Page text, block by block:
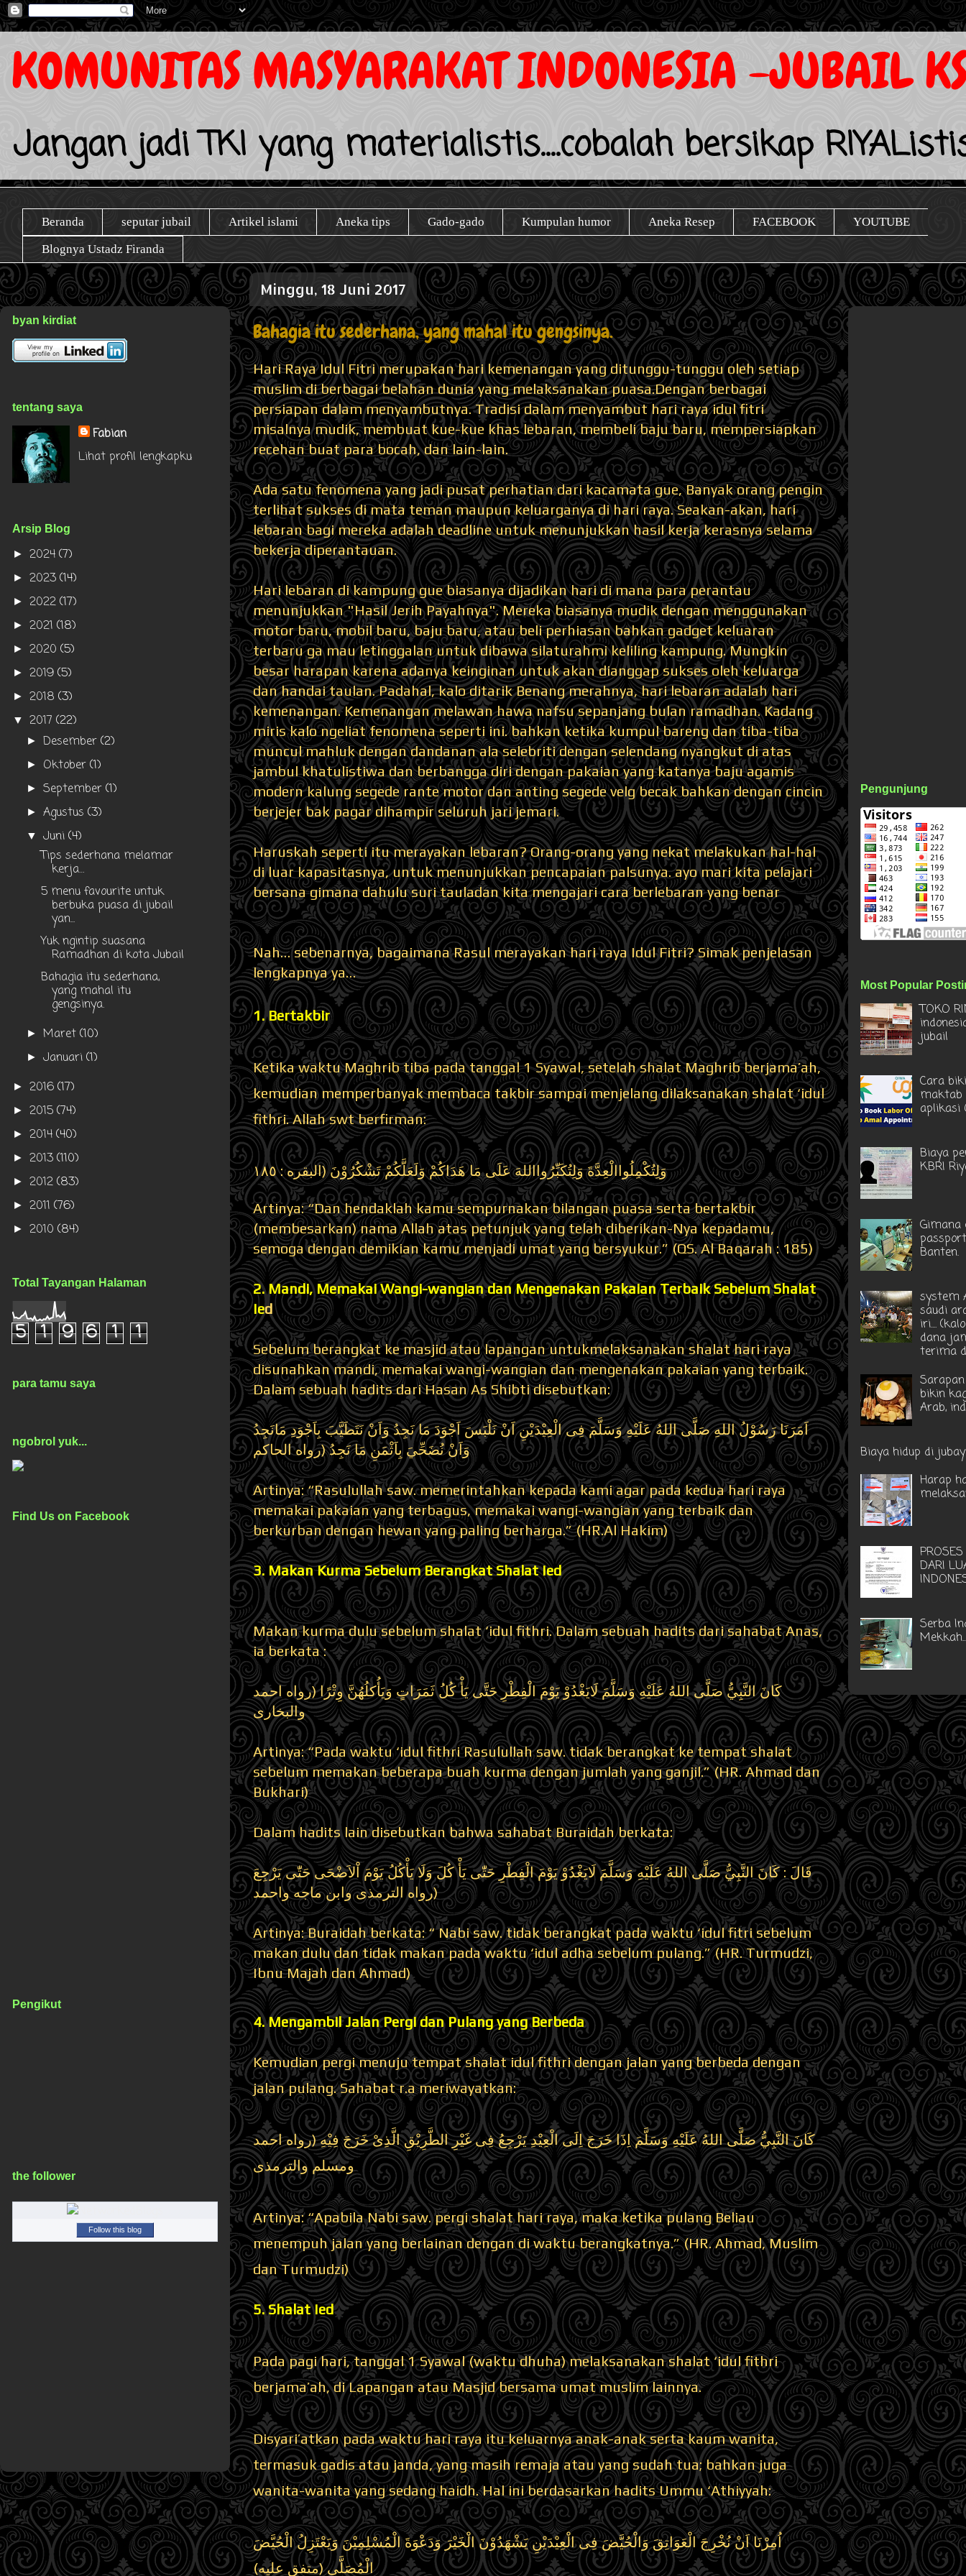
KOMUNITAS MASYARAKAT INDONESIA -JUBAIL
Jangan jadi TKI yang materialistis....cobalah bersikap
Beranda seputar jubail Artikel islami Aneka tips Gado-gado Kumpulan humor Aneka Resep FACEBOOK YOUTUBE
Blognya Ustadz Firanda
Minggu, 18 Juni 2017
Bahagia itu sederhana, yang mahal itu gengsinya.
Hari Raya Idul Fitri merupakan hari kemenangan yang ditunggu-tunggu oleh setiap
muslim di berbagai belahan dunia yang melaksanakan puasa.Dengan berbagai
persiapan dalam menyambutnya. Tradisi dalam menyambut hari raya idul fitri
misalnya mudik, membuat kue-kue khas lebaran, membeli baju baru, mempersiapkan
recehan buat para bocah, dan lain-lain.
Ada satu fenomena yang jadi pusat perhatian dari kacamata gue, Banyak orang pengin
terlihat sukses di mata teman maupun keluarganya di hari raya. Seakan-akan, hari
lebaran bagi mereka adalah deadline untuk menunjukkan hasil kerja kerasnya selama
bekerja diperantauan.
Hari lebaran di kampung gue biasanya dijadikan hari di mana para perantau
menunjukkan "Hasil Jerih Payahnya". Mereka biasanya mudik dengan menggunakan
motor baru, mobil baru, baju baru, atau beli perhiasan bahkan gadget keluaran
terbaru ga mau letinggalan untuk dibawa silaturahmi keliling kampung. Mungkin
besar harapan karena adanya keinginan untuk akan dianggap sukses oleh keluarga
dan handai taulan. Padahal, kalo ditarik Benang merahnya, hari lebaran adalah hari
kemenangan. Kemenangan melawan hawa nafsu sepanjang bulan ramadhan. Kadang
miris kalo ngeliat fenomena seperti ini. bahkan ketika kumpul bareng dan tiba-tiba
muncul mahluk dengan dandanan ala selebriti dengan selendang nyangkut di atas
jambul khatulistiwa dan berbangga diri dengan pakaian yang katanya baju agamis
modern kalung segede rante motor dan anting segede velg becak bahkan dengan cincin
berjejer bak pagar dihampir seluruh jari jemari.
Haruskah seperti itu merayakan lebaran? Orang-orang yang nekat melakukan hal-hal
di luar kapasitasnya, untuk menunjukkan pencapaian palsunya. ayo mari kita pelajari
bersana gimana dahulu suri tauladan kita mengajari cara berlebaran yang benar
Nah… sebenarnya, bagaimana Rasul merayakan hari raya Idul Fitri? Simak penjelasan
lengkapnya ya…
1. Bertakbir
Ketika waktu Maghrib tiba pada tanggal 1 Syawal, setelah shalat Maghrib berjama’ah,
kemudian memperbanyak membaca takbir sampai menjelang dilaksanakan shalat ‘idul
fithri. Allah swt berfirman:
وَلِتُكْمِلُواالْعِدَّةَ وَلِتُكَبِّرُوااللهَ عَلَى مَا هَدَاكُمْ وَلَعَلَّكُمْ تَشْكُرُوْنَ (البقره : ١٨٥
Artinya: “Dan hendaklah kamu sempurnakan bilangan puasa serta bertakbir
(membesarkan) nama Allah atas petunjuk yang telah diberikan-Nya kepadamu,
semoga dengan demikian kamu menjadi umat yang bersyukur.” (QS. Al Baqarah : 185)
2. Mandi, Memakai Wangi-wangian dan Mengenakan Pakaian Terbaik Sebelum Shalat
Ied
Sebelum berangkat ke masjid atau lapangan untukmelaksanakan shalat hari raya
disunahkan mandi, memakai wangi-wangian dan mengenakan pakaian yang terbaik.
Dalam sebuah hadits dari Hasan As Shibti disebutkan:
اَمَرَنَا رَسُوْلُ اللهِ صَلَّى اللهُ عَلَيْهِ وَسَلَّمَ فِى الْعِيْدَيْنِ اَنْ نَلْبَسَ اَجْوَدَ مَا نَجِدُ وَاَنْ نَتَطَيَّبَ بِاَجْوَدِ مَانَجِدُ
وَاَنْ نُضَحِّيَ بِاَثْمَنِ مَا نَجِدُ (رواه الحاكم
Artinya: “Rasulullah saw. memerintahkan kepada kami agar pada kedua hari raya
memakai pakaian yang terbagus, memakai wangi-wangian yang terbaik dan
berkurban dengan hewan yang paling berharga.” (HR.Al Hakim)
3. Makan Kurma Sebelum Berangkat Shalat Ied
Makan kurma dulu sebelum shalat ‘idul fithri. Dalam sebuah hadits dari sahabat Anas,
ia berkata :
كَانَ النَّبِيُّ صَلَّى اللهُ عَلَيْهِ وَسَلَّمَ لَايَغْدُوْ يَوْمَ الْفِطْرِ حَتَّى يَأْ كُلُ ثَمَرَاتٍ وَيَأُكلُهُنَّ وِتْرًا (رواه احمد
والبخارى
Artinya: “Pada waktu ‘idul fithri Rasulullah saw. tidak berangkat ke tempat shalat
sebelum memakan beberapa buah kurma dengan jumlah yang ganjil.” (HR. Ahmad dan
Bukhari)
Dalam hadits lain disebutkan bahwa sahabat Buraidah berkata:
قَالَ : كَانَ النَّبِيُّ صَلَّى اللهُ عَلَيْهِ وَسَلَّمَ لَايَغْدُوْ يَوْمَ الْفِطْرِ حَتّٰى يَأْ كُلَ وَلَا يَأْكُلُ يَوْمَ اْلاَضْحَى حَتّٰى يَرْجِعَ
(رواه الترمذى وابن ماجه واحمد
Artinya: Buraidah berkata: “ Nabi saw. tidak berangkat pada waktu ‘idul fitri sebelum
makan dulu dan tidak makan pada waktu ‘idul adha sebelum pulang.” (HR. Turmudzi,
Ibnu Majah dan Ahmad)
4. Mengambil Jalan Pergi dan Pulang yang Berbeda
Kemudian pergi menuju tempat shalat idul fithri dengan jalan yang berbeda dengan
jalan pulang. Sahabat r.a meriwayatkan:
كَانَ النَّبِيُّ صَلَّى اللهُ عَلَيْهِ وَسَلَّمَ اِذَا خَرَجَ اِلَى الْعِيْدِ يَرْجِعُ فِى غَيْرِ الطَّرِيْقِ الَّذِىْ خَرَجَ فِيْهِ (رواه احمد
ومسلم والترمذى
Artinya: “Apabila Nabi saw. pergi shalat hari raya, maka ketika pulang Beliau
menempuh jalan yang berlainan dengan di waktu berangkatnya.” (HR. Ahmad, Muslim
dan Turmudzi)
5. Shalat Ied
Pada pagi hari, tanggal 1 Syawal (waktu dhuha) melaksanakan shalat ‘idul fithri
berjama’ah, di Lapangan atau Masjid bersama umat muslim lainnya.
Disyari’atkan pada waktu hari raya itu keluarnya anak-anak serta kaum wanita,
termasuk gadis atau janda, yang masih remaja atau yang sudah tua; bahkan juga
wanita-wanita yang sedang haidh. Hal ini berdasarkan hadits Ummu ‘Athiyyah:
اُمِرْنَا اَنْ نُخْرِجَ الْعَوَاتِقَ وَالْحُيَّضَ فِى الْعِيْدَيْنِ يَشْهَدُوْنَ الْخَيْرَ وَدَعْوَةَ الْمُسْلِمِيْنَ وَيَعْتَزِلُ الْحُيَّضَ
الْمُصَلَّى (متفق عليه)
byan kirdiat
tentang saya
Fabian
Lihat profil lengkapku
Arsip Blog
► 2024 (7)
► 2023 (14)
► 2022 (17)
► 2021 (18)
► 2020 (5)
► 2019 (5)
► 2018 (3)
▼ 2017 (22)
►Desember(2)
► Oktober(1)
►September(1)
►Agustus(3)
▼Juni(4)
Tips sederhana melamar
kerja…
5 menu favourite untuk
berbuka puasa di jubail
yan...
Yuk ngintip suasana
Ramadhan di kota Jubail
Bahagia itu sederhana,
yang mahal itu
gengsinya.
►Maret(10)
►Januari(1)
► 2016 (17)
► 2015 (74)
► 2014 (40)
► 2013 (110)
► 2012 (83)
► 2011 (76)
► 2010 (84)
Total Tayangan Halaman
5 1 9 6 1 1
para tamu saya
ngobrol yuk...
Find Us on Facebook
Pengikut
the follower
Follow this blog
Pengunjung
Most Popular
TOKO
jubail
Cara
aplikasi
Biaya
KBRI
Gimana
Banten.
system
saudi
iri....
dana
terima
bikin
Arab,
Biaya hidup di
Harap
DARI
Serba